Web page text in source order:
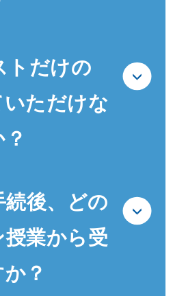
トだけの
ただけな
後、どの
業から受
？